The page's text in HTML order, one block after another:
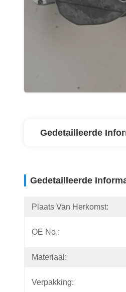
Gedetailleerde
Gedetailleerde
Plaats Van Herkomst:
OE No.:
Materiaal:
Verpakking: